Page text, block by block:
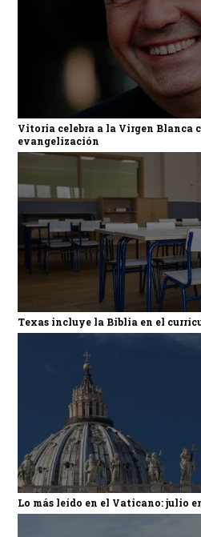
Vitoria celebra a la Virgen Blanca
evangelización
Texas incluye la Biblia en el
Lo más leído en el Vaticano: julio